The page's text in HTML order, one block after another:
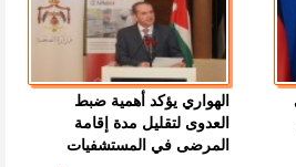
الهواري يؤكد أهمية ضبط
العدوى لتقليل مدة إقامة
المرضى في المستشفيات